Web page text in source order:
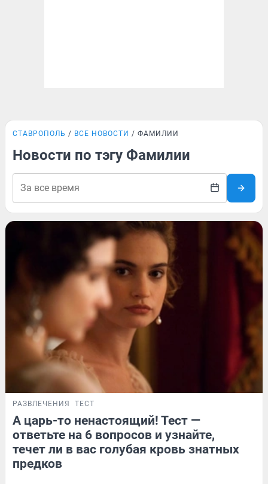
СТАВРОПОЛЬ ВСЕ НОВОСТИ ФАМИЛИИ
Новости по тэгу Фамилии
РАЗВЛЕЧЕНИЯ ТЕСТ
А царь-то ненастоящий! Тест —
ответьте на 6 вопросов и узнайте,
течет ли в вас голубая кровь знатных
предков